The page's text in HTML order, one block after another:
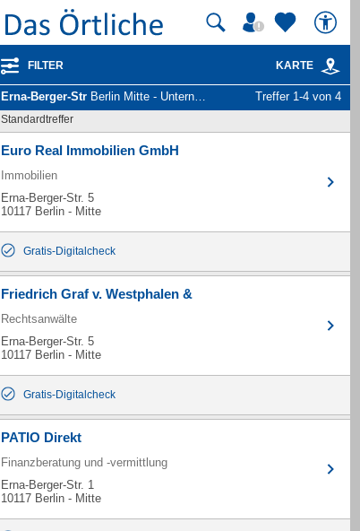
FILTER KARTE
Erna-Berger-Str Berlin Mitte - Unternehmen und Personen Treffer 1-4 von 4
Standardtreffer
Euro Real Immobilien GmbH
Immobilien
Erna-Berger-Str. 5
10117 Berlin - Mitte
Gratis-Digitalcheck
Friedrich Graf v. Westphalen &
Rechtsanwälte
Erna-Berger-Str. 5
10117 Berlin - Mitte
Gratis-Digitalcheck
PATIO Direkt
Finanzberatung und -vermittlung
Erna-Berger-Str. 1
10117 Berlin - Mitte